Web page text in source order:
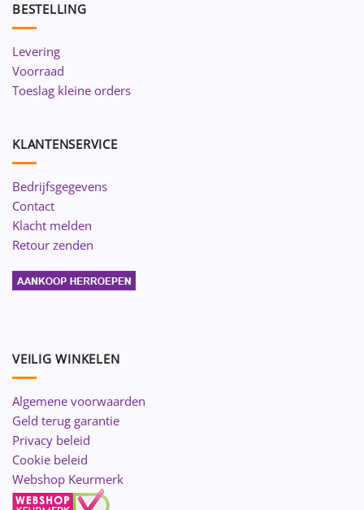
BESTELLING
Levering
Voorraad
Toeslag kleine orders
KLANTENSERVICE
Bedrijfsgegevens
Contact
Klacht melden
Retour zenden
VEILIG WINKELEN
Algemene voorwaarden
Geld terug garantie
Privacy beleid
Cookie beleid
Webshop Keurmerk